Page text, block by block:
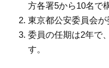
方各署5から10名で
東京都公安委員会が
委員の任期は2年で
す。